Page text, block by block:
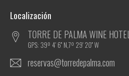
Localización
TORRE DE PALMA WINE HOTEL
GPS: 39º 4' 6'' N,7º 29' 20'' W
reservas@torredepalma.com